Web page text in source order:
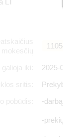
2025-
-
-